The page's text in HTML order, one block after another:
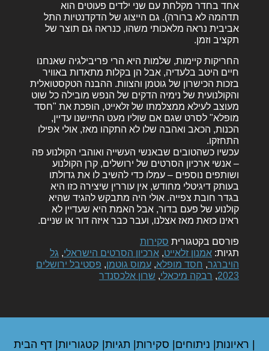
אחד בחדר מקלחת עם שני ילדים פעוטים הוא
תדהמה לא ברורה). גם הייצוג של הדקדנטיות התל
אביבית נראה מלאכותי משהו, כנראה גם תוצר של
תקציב וזמן.
החריקות קיימות, שלמות היא הרי פריבילגיה שאנחנו
חיים היטב בלעדיה, אבל הן בקלות מתאדות באוויר
בזכות הכישרון של גוטמן והצוות. ההבנה הטקסטואלית
והקולנועית של נימיה הדקים של הנפש מובילה כל שוט
מעוצב לעילא ממצלמתו של זלאייט, הופכת את "חסד
מופלא" לסרט שגם אם שוליו מעט התיישנו עדיין,
הכנות, הכאב ואהבה שלו לא התקהו מאז, אולי אפילו
התחזקו.
עכשיו כשהטובים שבאנשי העשייה ואוהבי הקולנוע פה
– אנשי ארכיון הסרטים של ירושלים, קרן הקולנוע
ושותפים נוספים – עמלו כדי להשיב לו את גדולתו
בעותק דיגיטלי מחודש, אין עוררין שיצירה כזו היא
בגדר חובת צפייה. אולי היה מתבקש להגיד שהיא
קולנוע של פעם בדור, אבל האמת היא שעדיין לא
ראינו כזאת מאז אצלנו, ועבר כבר איזה דור או שניים.
פורסם בקטגורית סקירות
תגיות: אמנון זלאייט, ארכיון הסרטים הישראלי, גל
הויברגר, חסד מופלא, עמוס גוטמן, פסטיבל ירושלים
2023
, רבקה מיכאלי, שרון אלכסנדר